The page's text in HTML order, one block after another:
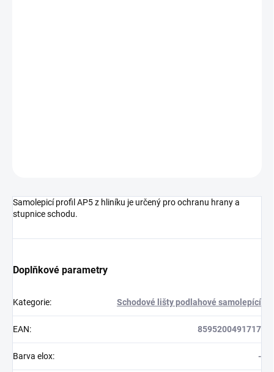
Samolepicí profil AP5 z hliníku je určený pro ochranu hrany a
stupnice schodu.
Doplňkové parametry
Kategorie: Schodové lišty podlahové samolepící
EAN: 8595200491717
Barva elox: -